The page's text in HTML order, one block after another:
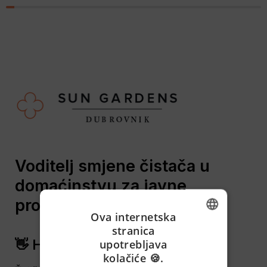
Voditelj smjene čistača u
domaćinstvu za javne
prostore (m/ž)
👋 Hej
Ova internetska
stranica
upotrebljava
kolačiće 🍪.